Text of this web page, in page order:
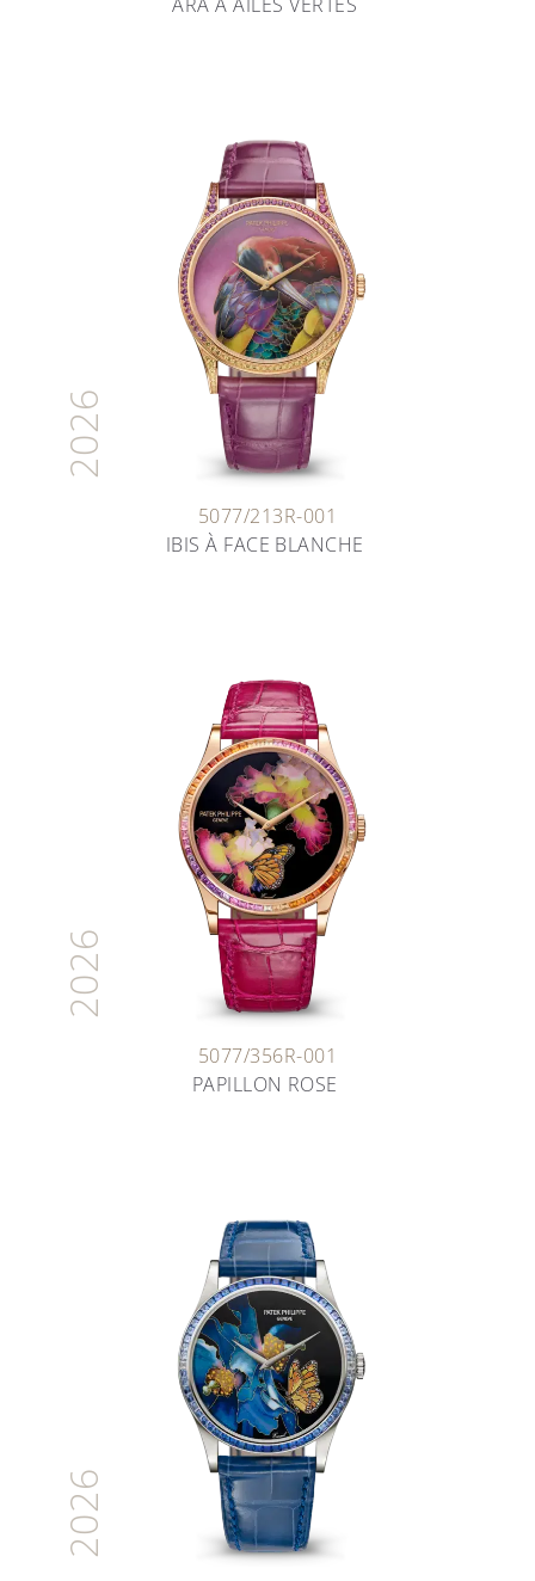
2026
5077/213R-001
IBIS À FACE BLANCHE
2026
5077/356R-001
PAPILLON ROSE
2026